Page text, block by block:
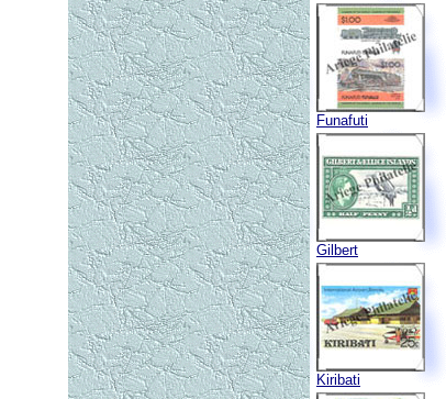
Funafuti
Gilbert
Kiribati